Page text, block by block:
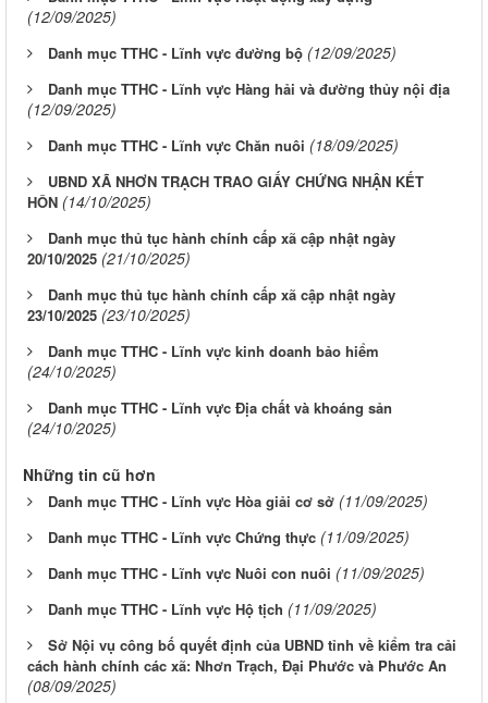
(12/09/2025)
Danh mục TTHC - Lĩnh vực đường bộ (12/09/2025)
Danh mục TTHC - Lĩnh vực Hàng hải và đường thủy nội địa
(12/09/2025)
Danh mục TTHC - Lĩnh vực Chăn nuôi (18/09/2025)
UBND XÃ NHƠN TRẠCH TRAO GIẤY CHỨNG NHẬN KẾT
HÔN (14/10/2025)
Danh mục thủ tục hành chính cấp xã cập nhật ngày
20/10/2025 (21/10/2025)
Danh mục thủ tục hành chính cấp xã cập nhật ngày
23/10/2025 (23/10/2025)
Danh mục TTHC - Lĩnh vực kinh doanh bảo hiểm
(24/10/2025)
Danh mục TTHC - Lĩnh vực Địa chất và khoáng sản
(24/10/2025)
Những tin cũ hơn
Danh mục TTHC - Lĩnh vực Hòa giải cơ sở (11/09/2025)
Danh mục TTHC - Lĩnh vực Chứng thực (11/09/2025)
Danh mục TTHC - Lĩnh vực Nuôi con nuôi (11/09/2025)
Danh mục TTHC - Lĩnh vực Hộ tịch (11/09/2025)
Sở Nội vụ công bố quyết định của UBND tỉnh về kiểm tra cải
cách hành chính các xã: Nhơn Trạch, Đại Phước và Phước An
(08/09/2025)